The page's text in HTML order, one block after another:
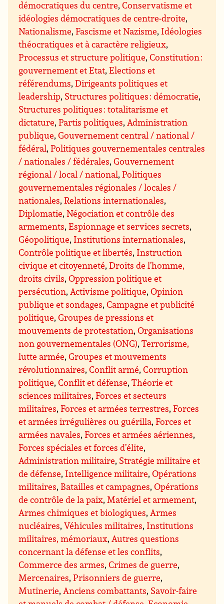
démocratiques du centre,Conservatisme et
idéologies démocratiques de centre-droite,
Nationalisme,Fascisme et Nazisme, Idéologies
théocratiques et à caractère religieux,
Processus et structure politique,Constitution :
gouvernement et Etat,Elections et
référendums,Dirigeants politiques et
leadership, Structures politiques : démocratie,
Structures politiques : totalitarisme et
dictature,Partis politiques,Administration
publique,Gouvernement central / national /
fédéral,Politiques gouvernementales centrales
/ nationales / fédérales,Gouvernement
régional / local / national,Politiques
gouvernementales régionales / locales /
nationales,Relations internationales,
Diplomatie,Négociation et contrôle des
armements,Espionnage et services secrets,
Géopolitique, Institutions internationales,
Contrôle politique et libertés, Instruction
civique et citoyenneté,Droits de l’homme,
droits civils,Oppression politique et
persécution,Activisme politique,Opinion
publique et sondages,Campagne et publicité
politique,Groupes de pressions et
mouvements de protestation,Organisations
non gouvernementales (ONG),Terrorisme,
lutte armée,Groupes et mouvements
révolutionnaires,Conflit armé,Corruption
politique,Conflit et défense,Théorie et
sciences militaires,Forces et secteurs
militaires,Forces et armées terrestres,Forces
et armées irrégulières ou guérilla,Forces et
armées navales,Forces et armées aériennes,
Forces spéciales et forces d’élite,
Administration militaire, Stratégie militaire et
de défense, Intelligence militaire,Opérations
militaires, Batailles et campagnes,Opérations
de contrôle de la paix,Matériel et armement,
Armes chimiques et biologiques,Armes
nucléaires,Véhicules militaires, Institutions
militaires, mémoriaux,Autres questions
concernant la défense et les conflits,
Commerce des armes,Crimes de guerre,
Mercenaires,Prisonniers de guerre,
Mutinerie,Anciens combattants, Savoir-faire